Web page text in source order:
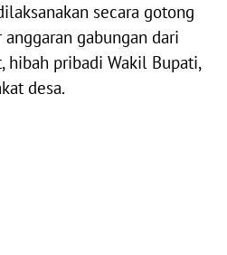
secara gotong
gabungan dari
hibah pribadi Wakil Bupati,
desa.